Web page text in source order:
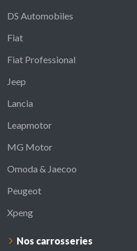
DS Automobiles
Fiat
Fiat Professional
Jeep
Lancia
Leapmotor
MG Motor
Omoda & Jaecoo
Peugeot
Xpeng
Nos carrosseries